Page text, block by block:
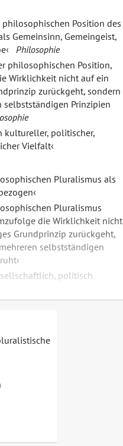
philosophischen Position des
Gemeinsinn, Gemeingeist,
Philosophie
philosophischen Position,
Wirklichkeit nicht auf ein
zurückgeht, sondern
selbstständigen Prinzipien
kultureller, politischer,
Vielfalt
Pluralismus als
Pluralismus
die Wirklichkeit nicht
Grundprinzip zurückgeht,
selbstständigen
politisch